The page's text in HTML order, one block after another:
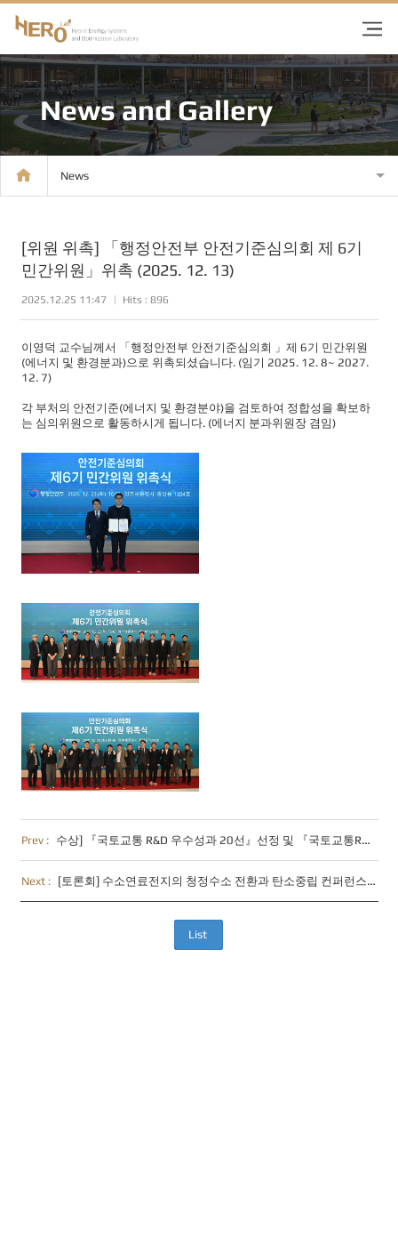
News and Gallery
News
[위원 위촉] 「행정안전부 안전기준심의회 제 6기
민간위원」위촉 (2025. 12. 13)
2025.12.25 11:47 Hits : 896
이영덕 교수님께서 「행정안전부 안전기준심의회 」제 6기 민간위원
(에너지 및 환경분과)으로 위촉되셨습니다. (임기 2025. 12. 8~ 2027.
12. 7)
각 부처의 안전기준(에너지 및 환경분야)을 검토하여 정합성을 확보하
는 심의위원으로 활동하시게 됩니다. (에너지 분과위원장 겸임)
Prev : 수상] 『국토교통 R&D 우수성과 20선』선정 및 『국토교통R&D 우수논문(우수상)』수상
Next : [토론회] 수소연료전지의 청정수소 전환과 탄소중립 컨퍼런스 (2025. 12. 19)
List